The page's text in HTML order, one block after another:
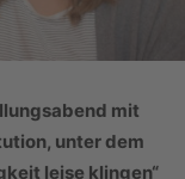
mit
unter dem
leise klingen“